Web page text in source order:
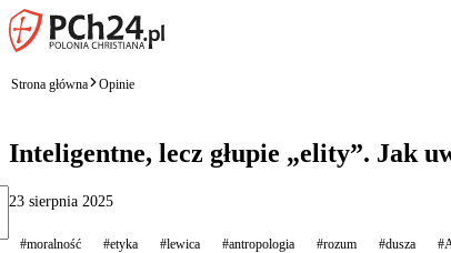
Strona główna Opinie
Inteligentne, lecz głupie „elity”. Jak
23 sierpnia 2025
#moralność #etyka #lewica #antropologia #rozum #dusza